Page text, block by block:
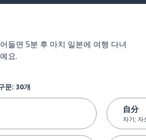
들면 5분 후 마치 일본에 여행 다녀
요.
문: 30개
自分
자기; 자